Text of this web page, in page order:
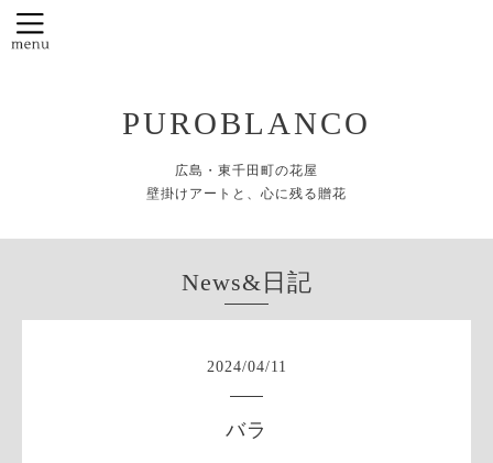
PUROBLANCO
広島・東千田町の花屋
壁掛けアートと、心に残る贈花
News&日記
2024/04/11
バラ